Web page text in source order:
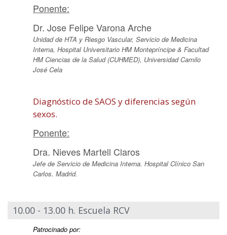
Ponente:
Dr. Jose Felipe Varona Arche
Unidad de HTA y Riesgo Vascular, Servicio de Medicina
Interna, Hospital Universitario HM Montepríncipe & Facultad
HM Ciencias de la Salud (CUHMED), Universidad Camilo
José Cela
Diagnóstico de SAOS y diferencias según
sexos.
Ponente:
Dra. Nieves Martell Claros
Jefe de Servicio de Medicina Interna. Hospital Clínico San
Carlos. Madrid.
10.00 - 13.00 h. Escuela RCV
Patrocinado por: